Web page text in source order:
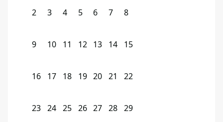
2 3 4 5 6 7 8
9 10 11 12 13 14 15
16 17 18 19 20 21 22
23 24 25 26 27 28 29